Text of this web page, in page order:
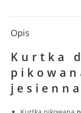
Opis
Kurtka
jesienna